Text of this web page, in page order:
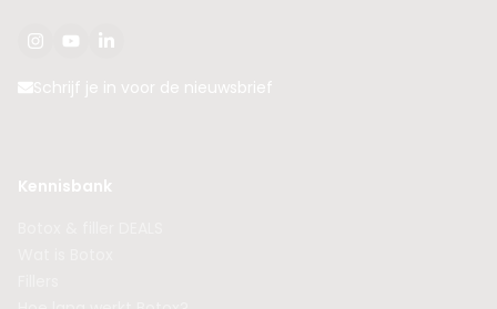
Schrijf je in voor de nieuwsbrief
Kennisbank